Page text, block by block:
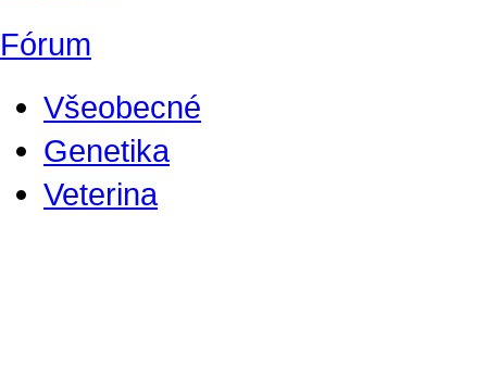
Fórum
Všeobecné
Genetika
Veterina